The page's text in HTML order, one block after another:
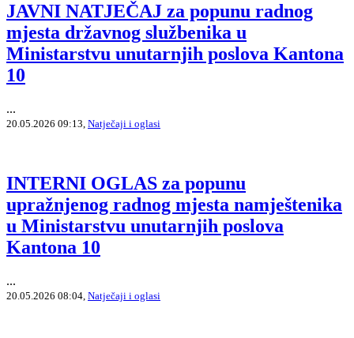
JAVNI NATJEČAJ za popunu radnog
mjesta državnog službenika u
Ministarstvu unutarnjih poslova Kantona
10
...
20.05.2026 09:13, Natječaji i oglasi
INTERNI OGLAS za popunu
upražnjenog radnog mjesta namještenika
u Ministarstvu unutarnjih poslova
Kantona 10
...
20.05.2026 08:04, Natječaji i oglasi